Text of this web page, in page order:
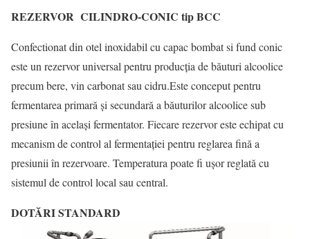
REZERVOR CILINDRO-CONIC tip BCC
Confectionat din otel inoxidabil cu capac bombat si fund conic
este un rezervor universal pentru producția de băuturi alcoolice
precum bere, vin carbonat sau cidru.Este conceput pentru
fermentarea primară și secundară a băuturilor alcoolice sub
presiune în același fermentator. Fiecare rezervor este echipat cu
mecanism de control al fermentației pentru reglarea fină a
presiunii în rezervoare. Temperatura poate fi ușor reglată cu
sistemul de control local sau central.
DOTĂRI STANDARD